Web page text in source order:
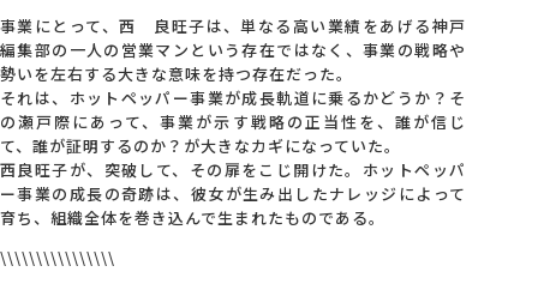
事業にとって、西 良旺子は、単なる高い業績をあげる神戸
編集部の一人の営業マンという存在ではなく、事業の戦略や
勢いを左右する大きな意味を持つ存在だった。
それは、ホットペッパー事業が成長軌道に乗るかどうか？そ
の瀬戸際にあって、事業が示す戦略の正当性を、誰が信じ
て、誰が証明するのか？が大きなカギになっていた。
西良旺子が、突破して、その扉をこじ開けた。ホットペッパ
ー事業の成長の奇跡は、彼女が生み出したナレッジによって
育ち、組織全体を巻き込んで生まれたものである。
\\\\\\\\\\\\\\\\